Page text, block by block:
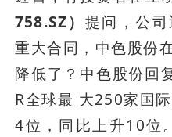
758.SZ） 提问，公
重大合同，中色股份
降低了？中色股份回
R全球最 大250家国
4位，同比上升10位